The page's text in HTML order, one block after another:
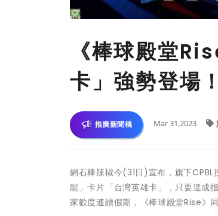
《棒球殿堂
卡」強勢登場！
推廣新聞稿 Mar 31,2023
網石棒辣椒今(31日)宣布，旗下
能」卡片「台灣英雄卡」，只要達成
家歡度連續假期，《棒球殿堂Rise》